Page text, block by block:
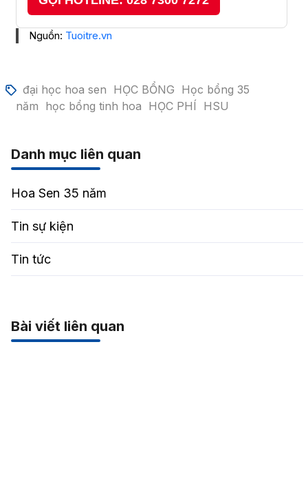
Nguồn: Tuoitre.vn
đại học hoa sen HỌC BỔNG Học bổng 35
năm học bổng tinh hoa HỌC PHÍ HSU
Danh mục liên quan
Hoa Sen 35 năm
Tin sự kiện
Tin tức
Bài viết liên quan